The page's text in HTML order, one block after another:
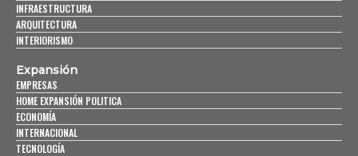
INFRAESTRUCTURA
ARQUITECTURA
INTERIORISMO
Expansión
EMPRESAS
HOME EXPANSIÓN POLITICA
ECONOMÍA
INTERNACIONAL
TECNOLOGÍA